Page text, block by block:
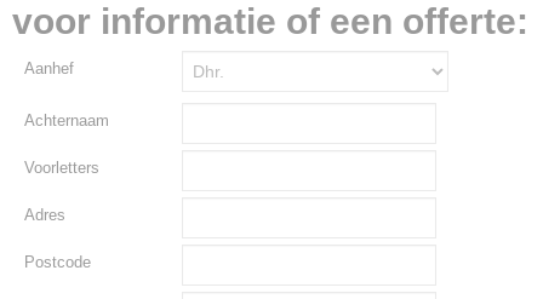
voor informatie of een offerte:
Aanhef
Achternaam
Voorletters
Adres
Postcode